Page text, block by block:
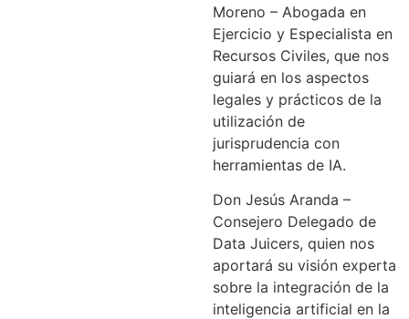
Moreno – Abogada en
Ejercicio y Especialista en
Recursos Civiles, que nos
guiará en los aspectos
legales y prácticos de la
utilización de
jurisprudencia con
herramientas de IA.
Don Jesús Aranda –
Consejero Delegado de
Data Juicers, quien nos
aportará su visión experta
sobre la integración de la
inteligencia artificial en la